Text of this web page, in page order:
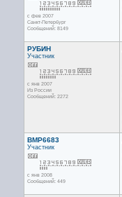
с фев 2007
Санкт-Петербург
Сообщений: 8149
РУБИН
Участник
с янв 2007
Из России
Сообщений: 2272
BMP6683
Участник
с янв 2008
Сообщений: 449